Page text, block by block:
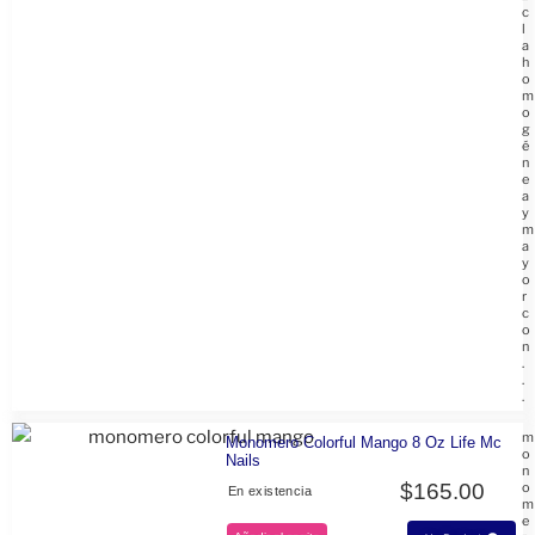
c
l
a
h
o
m
o
g
é
n
e
a
y
m
a
y
o
r
c
o
n
.
.
.
Monomero Colorful Mango 8 Oz Life Mc
Nails
En existencia $165.00
m
o
n
o
m
e